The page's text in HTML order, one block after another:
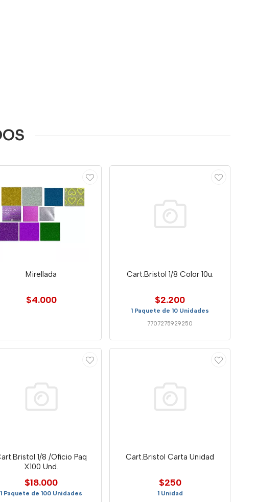
Mirellada
$4.000
Cart.Bristol 1/8 Color 10u.
$2.200
1 Paquete de 10 Unidades
7707275929250
1/8 /Oficio Paq
X100 Und.
$18.000
1 Paquete de 100 Unidades
Cart.Bristol Carta Unidad
$250
1 Unidad